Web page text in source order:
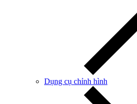
Dụng cụ chỉnh hình